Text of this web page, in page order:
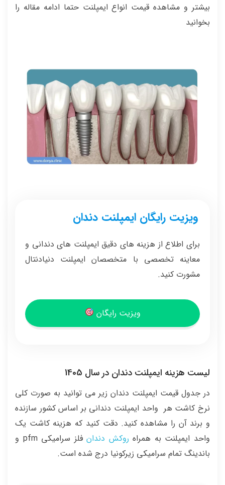
بیشتر و مشاهده قیمت انواع ایمپلنت حتما ادامه مقاله را
بخوانید
ویزیت رایگان ایمپلنت دندان
برای اطلاع از هزینه های دقیق ایمپلنت های دندانی و
معاینه تخصصی با متخصصان ایمپلنت دنیادنتال
مشورت کنید.
ویزیت رایگان
لیست هزینه ایمپلنت دندان در سال 1405
در جدول قیمت ایمپلنت دندان زیر می توانید به صورت کلی
نرخ کاشت هر واحد ایمپلنت دندانی بر اساس کشور سازنده
و برند آن را مشاهده کنید. دقت کنید که هزینه کاشت یک
واحد ایمپلنت به همراه روکش دندان
فلز سرامیکی pfm و
باندینگ تمام سرامیکی زیرکونیا درج شده است.